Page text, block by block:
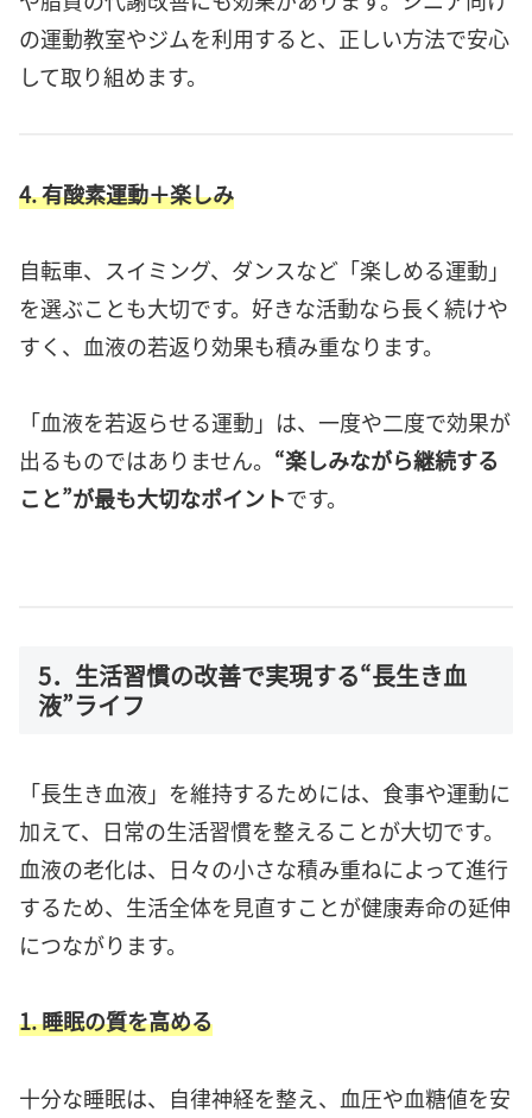
の運動教室やジムを利用すると、正しい方法で安心
して取り組めます。
4. 有酸素運動＋楽しみ
自転車、スイミング、ダンスなど「楽しめる運動」
を選ぶことも大切です。好きな活動なら長く続けや
すく、血液の若返り効果も積み重なります。
「血液を若返らせる運動」は、一度や二度で効果が
出るものではありません。 “楽しみながら継続する
こと”が最も大切なポイントです。
5．生活習慣の改善で実現する“長生き血
液”ライフ
「長生き血液」を維持するためには、食事や運動に
加えて、日常の生活習慣を整えることが大切です。
血液の老化は、日々の小さな積み重ねによって進行
するため、生活全体を見直すことが健康寿命の延伸
につながります。
1. 睡眠の質を高める
十分な睡眠は、自律神経を整え、血圧や血糖値を安